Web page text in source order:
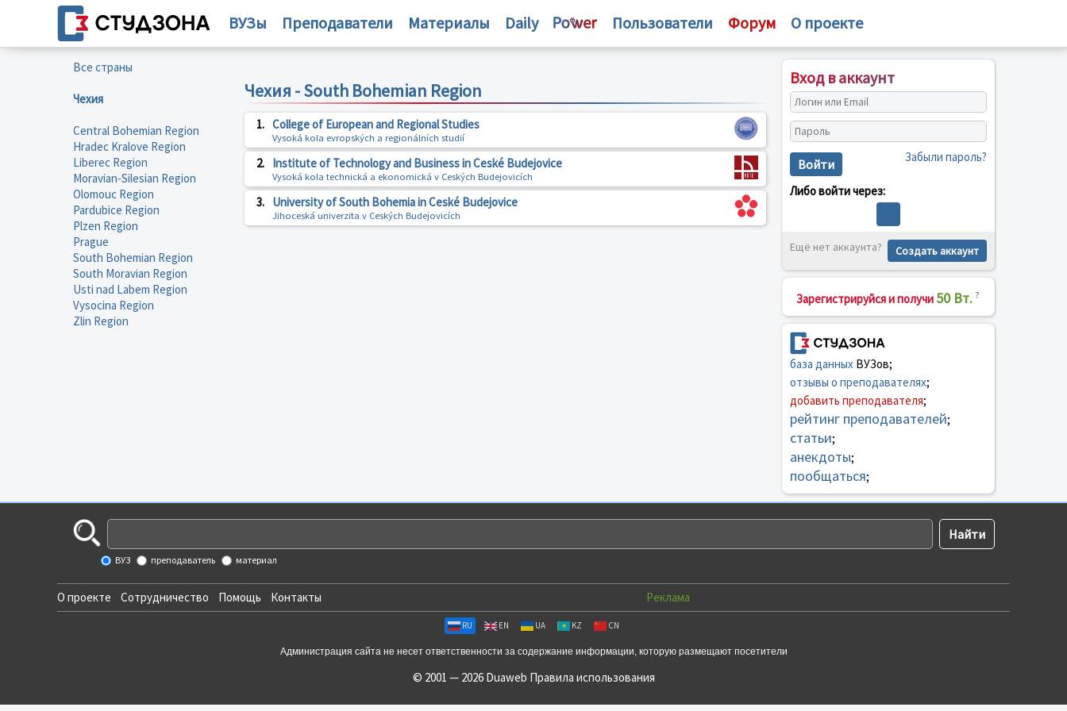
ВУЗы Преподаватели Материалы Daily Пользователи Форум О проекте
Все страны
Чехия
Central Bohemian Region
Hradec Kralove Region
Liberec Region
Moravian-Silesian Region
Olomouc Region
Pardubice Region
Plzen Region
Prague
South Bohemian Region
South Moravian Region
Usti nad Labem Region
Vysocina Region
Zlin Region
Чехия - South Bohemian Region
1. College of European and Regional Studies
Vysoká kola evropských a regionálních studií
2. Institute of Technology and Business in Ceské Budejovice
Vysoká kola technická a ekonomická v Ceských Budejovicích
3. University of South Bohemia in Ceské Budejovice
Jihoceská univerzita v Ceských Budejovicích
Вход в аккаунт
Войти Забыли пароль?
Либо войти через:
Ещё нет аккаунта? Создать аккаунт
Зарегистрируйся и получи 50 Вт. ?
база данныхВУЗов;
отзывы о преподавателях;
добавить преподавателя;
рейтинг преподавателей;
статьи;
анекдоты;
пообщаться;
ВУЗ преподаватель материал
О проекте Сотрудничество Помощь Контакты Реклама
RU EN UA KZ CN
Администрация сайта не несет ответственности за содержание информации, которую размещают посетители
© 2001 — 2026 Duaweb Правила использования